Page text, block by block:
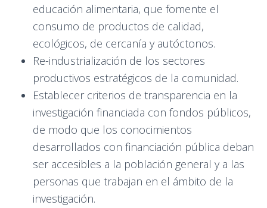
educación alimentaria, que fomente el
consumo de productos de calidad,
ecológicos, de cercanía y autóctonos.
Re-industrialización de los sectores
productivos estratégicos de la comunidad.
Establecer criterios de transparencia en la
investigación financiada con fondos públicos,
de modo que los conocimientos
desarrollados con financiación pública deban
ser accesibles a la población general y a las
personas que trabajan en el ámbito de la
investigación.